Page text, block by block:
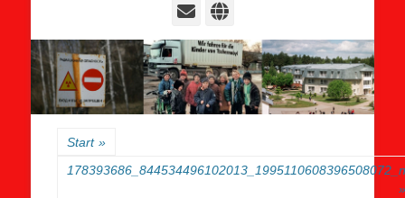
E-
Website
Start »
178393686_844534496102013_1995110608396508072_n
»